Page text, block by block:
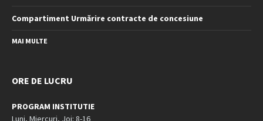
Compartiment Urmărire contracte de concesiune
MAI MULTE
ORE DE LUCRU
PROGRAM INSTITUTIE
Luni, Miercuri, Joi: 8-16